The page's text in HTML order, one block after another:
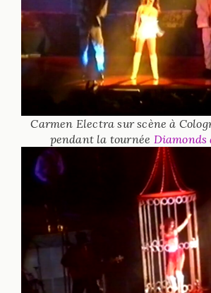
Carmen Electra sur scène à
pendant la tournée Diamonds